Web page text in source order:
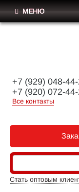
+7 (929) 048-
+7 (920) 072-
Все контакты
Стать оптовым
МЕНЮ